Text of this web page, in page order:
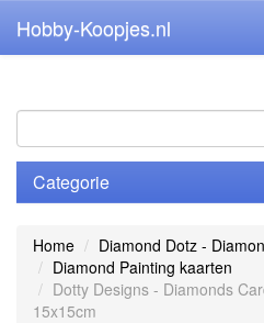
Hobby-Koopjes.nl
Categorie
Home
Diamond Dotz -
Diamond Painting kaarten
Dotty Designs - Diamonds
15x15cm